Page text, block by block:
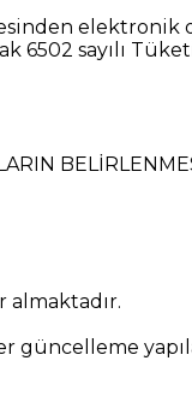
elektronik
6502 sayılı
güncelleme